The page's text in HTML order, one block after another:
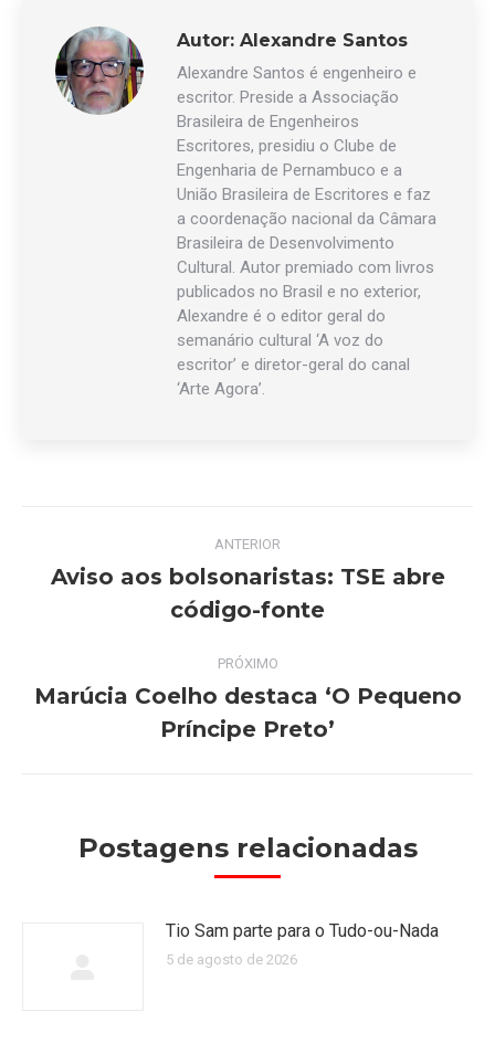
Autor: Alexandre Santos
Alexandre Santos é engenheiro e
escritor. Preside a Associação
Brasileira de Engenheiros
Escritores, presidiu o Clube de
Engenharia de Pernambuco e a
União Brasileira de Escritores e faz
a coordenação nacional da Câmara
Brasileira de Desenvolvimento
Cultural. Autor premiado com livros
publicados no Brasil e no exterior,
Alexandre é o editor geral do
semanário cultural ‘A voz do
escritor’ e diretor-geral do canal
‘Arte Agora’.
Navegação
de
ANTERIOR
anterior:
Aviso aos bolsonaristas: TSE abre
código-fonte
PRÓXIMO
post:
Marúcia Coelho destaca ‘O Pequeno
Príncipe Preto’
Postagens relacionadas
Tio Sam parte para o Tudo-ou-Nada
5 de agosto de 2026